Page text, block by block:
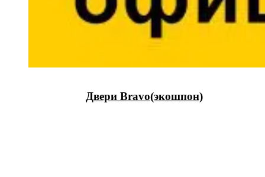
Двери Bravo(экошпон)